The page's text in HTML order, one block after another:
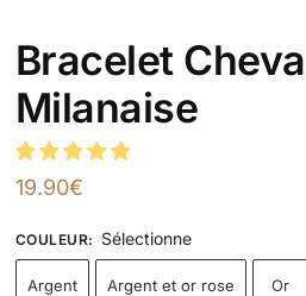
Bracelet
Milanaise
19.90€
COULEUR: Sélectionne
Argent Argent et or rose Or